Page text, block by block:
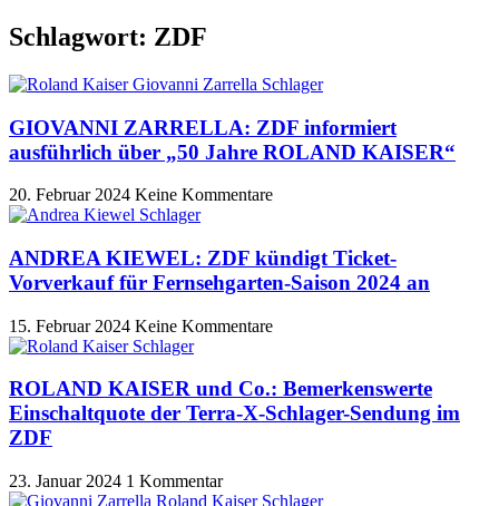
Schlagwort: ZDF
GIOVANNI ZARRELLA: ZDF informiert
ausführlich über „50 Jahre ROLAND KAISER“
20. Februar 2024 Keine Kommentare
ANDREA KIEWEL: ZDF kündigt Ticket-
Vorverkauf für Fernsehgarten-Saison 2024 an
15. Februar 2024 Keine Kommentare
ROLAND KAISER und Co.: Bemerkenswerte
Einschaltquote der Terra-X-Schlager-Sendung im
ZDF
23. Januar 2024 1 Kommentar